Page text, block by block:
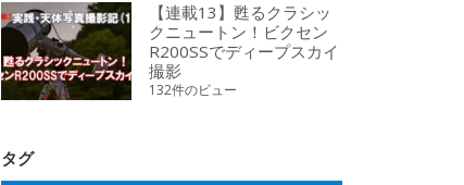
【連載13】甦るクラシッ
クニュートン！ビクセン
R200SSでディープスカイ
撮影
132件のビュー
タグ